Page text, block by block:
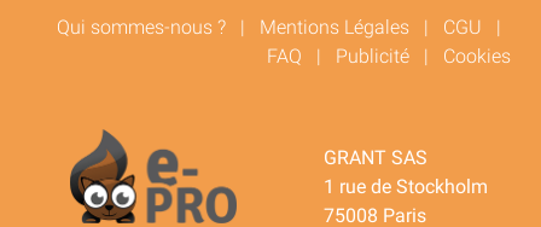
Qui sommes-nous ? | Mentions Légales | CGU |
FAQ | Publicité | Cookies
GRANT SAS
1 rue de Stockholm
75008 Paris